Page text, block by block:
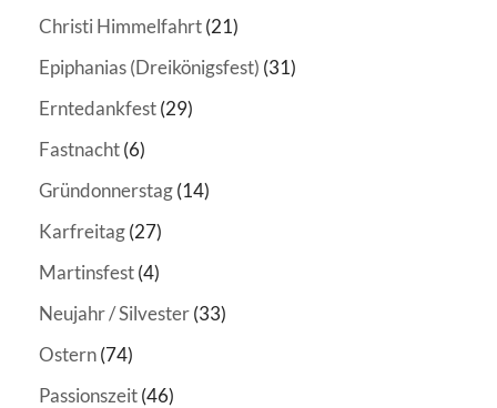
Christi Himmelfahrt(21)
Epiphanias (Dreikönigsfest) (31)
Erntedankfest(29)
Fastnacht(6)
Gründonnerstag(14)
Karfreitag(27)
Martinsfest(4)
Neujahr / Silvester(33)
Ostern(74)
Passionszeit(46)